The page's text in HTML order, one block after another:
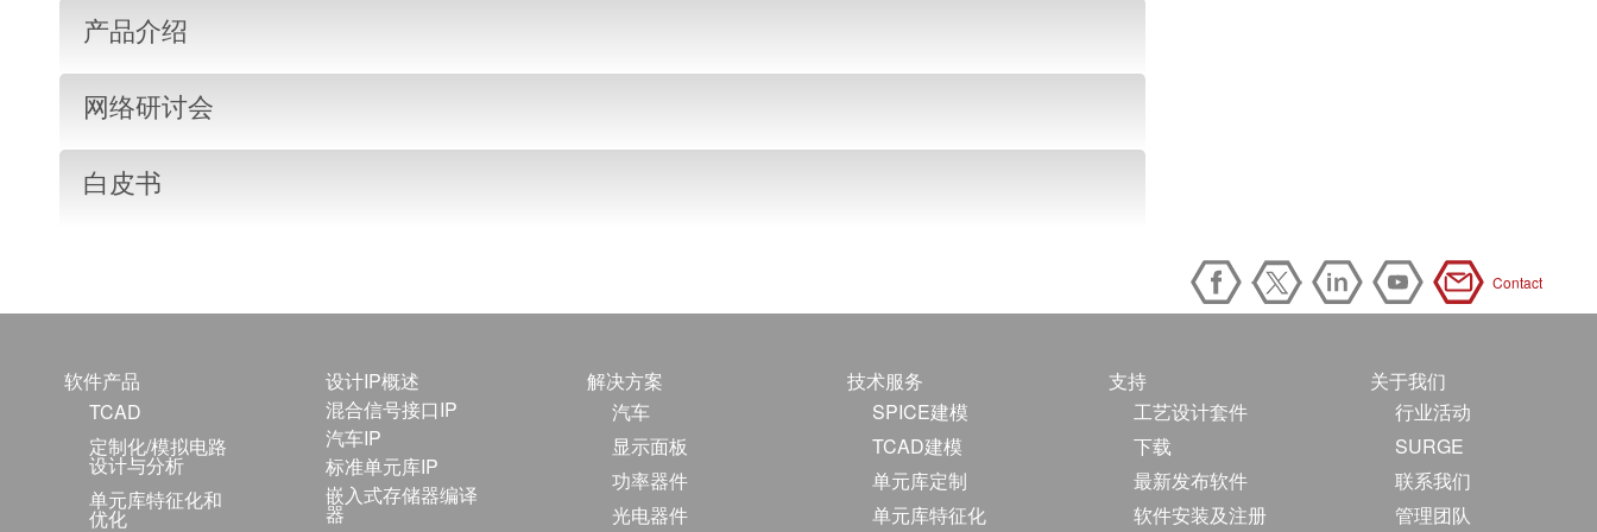
产品介绍
网络研讨会
白皮书
Contact
软件产品
TCAD
定制化/模拟电路
设计与分析
单元库特征化和
优化
设计IP概述
混合信号接口IP
汽车IP
标准单元库IP
嵌入式存储器编译
器
解决方案
汽车
显示面板
功率器件
光电器件
技术服务
SPICE建模
TCAD建模
单元库定制
单元库特征化
支持
工艺设计套件
下载
最新发布软件
软件安装及注册
关于我们
行业活动
SURGE
联系我们
管理团队